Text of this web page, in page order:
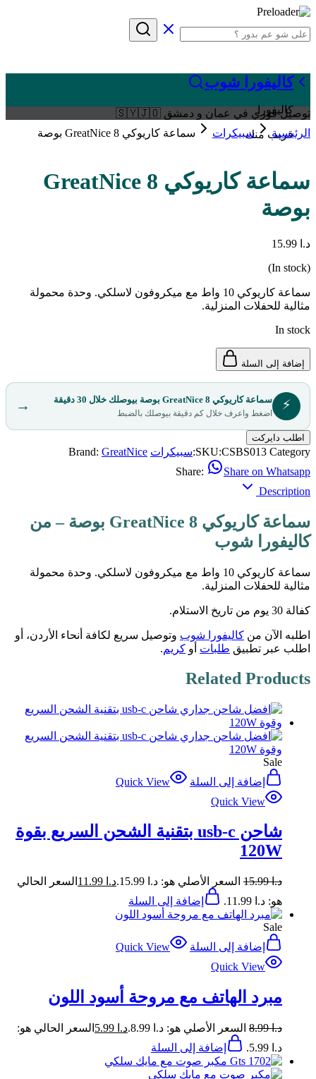
كاليفورا شوب
كاليفورا
قريب منك
توصيل فوري في عمان و دمشق 🇸🇾🇯🇴
الرئيسية
سبيكرات سماعة كاريوكي GreatNice 8 بوصة
سماعة كاريوكي GreatNice 8
بوصة
د.ا
(In stock)
سماعة كاريوكي 10 واط مع ميكروفون لاسلكي. وحدة محمولة
مثالية للحفلات المنزلية.
In stock
إضافة إلى السلة
⚡ سماعة كاريوكي GreatNice 8 بوصة بيوصلك خلال 30 دقيقة
اضغط واعرف خلال كم دقيقة بيوصلك بالضبط →
اطلب دايركت
SKU:CSBS013 Category: سبيكرات Brand: GreatNice
Share:
Share on Whatsapp
Description
سماعة كاريوكي GreatNice 8 بوصة – من
كاليفورا شوب
سماعة كاريوكي 10 واط مع ميكروفون لاسلكي. وحدة محمولة
مثالية للحفلات المنزلية.
كفالة 30 يوم من تاريخ الاستلام.
اطلبه الآن من كاليفورا شوب وتوصيل سريع لكافة أنحاء الأردن، أو
اطلب عبر تطبيق طلبات أو كريم.
Related Products
Sale
إضافة إلى السلة
Quick View
Quick View
شاحن usb-c بتقنية الشحن السريع بقوة
120W
د.ا15.99 السعر الأصلي هو: د.ا 15.99. د.ا
السعر الحالي
هو: د.ا 11.99.
إضافة إلى السلة
Sale
إضافة إلى السلة
Quick View
Quick View
مبرد الهاتف مع مروحة أسود اللون
د.ا8.99 السعر الأصلي هو: د.ا 8.99. د.ا
السعر الحالي هو:
د.ا 5.99.
إضافة إلى السلة